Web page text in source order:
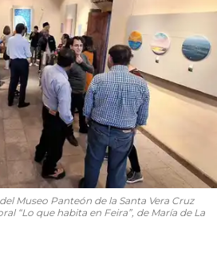
Museo Panteón de la Santa Vera Cruz
“Lo que habita en Feira”, de María de La